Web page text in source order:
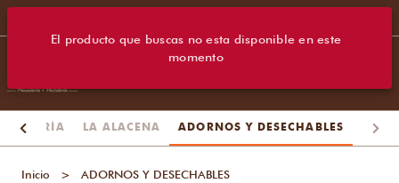
LA ALACENA ADORNOS Y DESECHABLES
Inicio > ADORNOS Y DESECHABLES
El producto que buscas no esta disponible en este
momento